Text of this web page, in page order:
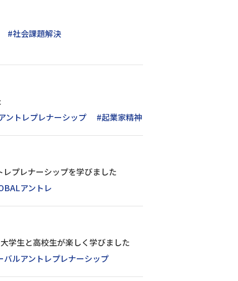
#社会課題解決
ントレプレナーシップ #起業家精神
レプレナーシップを学びました
アントレ
学生と高校生が楽しく学びました
バルアントレプレナーシップ